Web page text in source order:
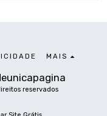
reservados
MAIS